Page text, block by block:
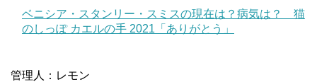
ベニシア・スタンリー・スミスの現在は？病気は？ 猫
のしっぽ カエルの手 2021「ありがとう」
管理人：レモン